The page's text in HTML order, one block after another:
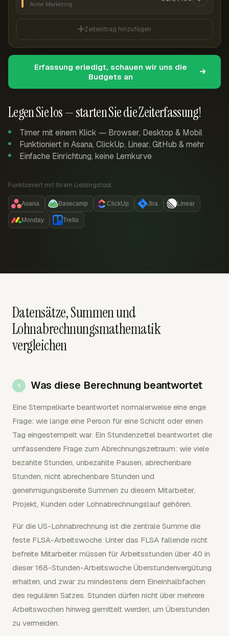
Legen Sie los — starten Sie die Zeiterfassung!
Timer mit einem Klick — Browser, Desktop & Mobil
Funktioniert in Asana, ClickUp, Linear, GitHub & mehr
Einfache Einrichtung, keine Lernkurve
Funktioniert mit Ihrem Lieblingstool:
Asana Basecamp ClickUp Jira Linear
Monday Trello
Acme Marketing
Zeiteintrag hinzufügen
Erfassung erledigt, schauen wir uns die
Budgets an
Datensätze, Summen und
Lohnabrechnungsmathematik
vergleichen
Was diese Berechnung beantwortet
Eine Stempelkarte beantwortet normalerweise eine enge
Frage: wie lange eine Person für eine Schicht oder einen
Tag eingestempelt war. Ein Stundenzettel beantwortet die
umfassendere Frage zum Abrechnungszeitraum: wie viele
bezahlte Stunden, unbezahlte Pausen, abrechenbare
Stunden, nicht abrechenbare Stunden und
genehmigungsbereite Summen zu diesem Mitarbeiter,
Projekt, Kunden oder Lohnabrechnungslauf gehören.
Für die US-Lohnabrechnung ist die zentrale Summe die
feste FLSA-Arbeitswoche. Unter das FLSA fallende nicht
befreite Mitarbeiter müssen für Arbeitsstunden über 40 in
dieser 168-Stunden-Arbeitswoche Überstundenvergütung
erhalten, und zwar zu mindestens dem Eineinhalbfachen
des regulären Satzes. Stunden dürfen nicht über mehrere
Arbeitswochen hinweg gemittelt werden, um Überstunden
zu vermeiden.